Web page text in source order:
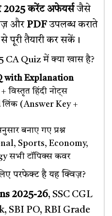
2025 करेंट अफेयर्सजैसे
और PDFउपलब्ध कराते
पूरी तैयारी कर सकें।
Quiz में क्या खास है?
with Explanation
विस्तृत हिंदी नोट्स
लिंक (Answer Key +
बनाए गए प्रश्न
Sports, Economy,
सभी टॉपिक्स कवर
परफेक्ट है यह क्विज़?
2025-26, SSC CGL
SBI PO, RBI Grade